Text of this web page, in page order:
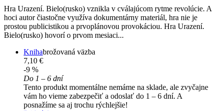
Hra Urazení. Bielo(rusko) vznikla v cválajúcom rytme revolúcie. A
hoci autor čiastočne využíva dokumentárny materiál, hra nie je
prostou publicistikou a prvoplánovou provokáciou. Hra Urazení.
Bielo(rusko) hovorí o prvom mesiaci...
Knihabrožovaná väzba
7,10 €
-9 %
Do 1 – 6 dní
Tento produkt momentálne nemáme na sklade, ale zvyčajne
vám ho vieme zabezpečiť a odoslať do 1 – 6 dní. A
posnažíme sa aj trochu rýchlejšie!